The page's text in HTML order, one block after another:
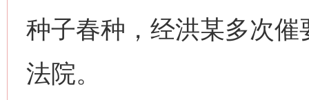
种子春种，经洪某多次
法院。